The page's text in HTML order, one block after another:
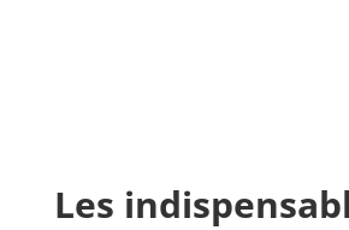
Les